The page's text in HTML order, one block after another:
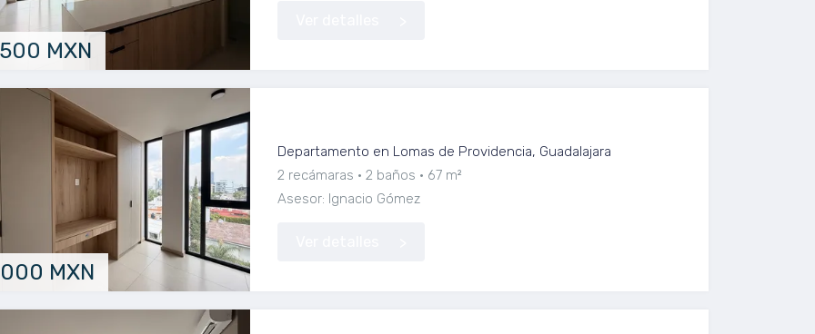
MXN
MXN
Departamento en Lomas de Providencia, Guadalajara
2 recámaras
2 baños
67 m²
Asesor: Ignacio Gómez